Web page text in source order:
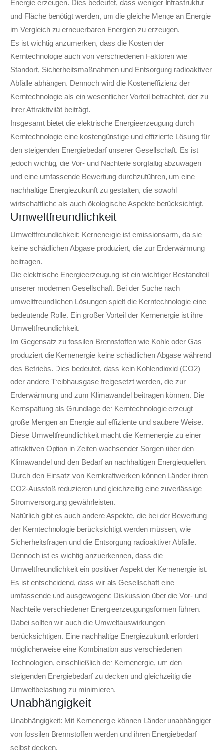
Energie erzeugen. Dies bedeutet, dass weniger Infrastruktur
und Fläche benötigt werden, um die gleiche Menge an Energie
im Vergleich zu erneuerbaren Energien zu erzeugen.
Es ist wichtig anzumerken, dass die Kosten der
Kerntechnologie auch von verschiedenen Faktoren wie
Standort, Sicherheitsmaßnahmen und Entsorgung radioaktiver
Abfälle abhängen. Dennoch wird die Kosteneffizienz der
Kerntechnologie als ein wesentlicher Vorteil betrachtet, der zu
ihrer Attraktivität beiträgt.
Insgesamt bietet die elektrische Energieerzeugung durch
Kerntechnologie eine kostengünstige und effiziente Lösung für
den steigenden Energiebedarf unserer Gesellschaft. Es ist
jedoch wichtig, die Vor- und Nachteile sorgfältig abzuwägen
und eine umfassende Bewertung durchzuführen, um eine
nachhaltige Energiezukunft zu gestalten, die sowohl
wirtschaftliche als auch ökologische Aspekte berücksichtigt.
Umweltfreundlichkeit
Umweltfreundlichkeit: Kernenergie ist emissionsarm, da sie
keine schädlichen Abgase produziert, die zur Erderwärmung
beitragen.
Die elektrische Energieerzeugung ist ein wichtiger Bestandteil
unserer modernen Gesellschaft. Bei der Suche nach
umweltfreundlichen Lösungen spielt die Kerntechnologie eine
bedeutende Rolle. Ein großer Vorteil der Kernenergie ist ihre
Umweltfreundlichkeit.
Im Gegensatz zu fossilen Brennstoffen wie Kohle oder Gas
produziert die Kernenergie keine schädlichen Abgase während
des Betriebs. Dies bedeutet, dass kein Kohlendioxid (CO2)
oder andere Treibhausgase freigesetzt werden, die zur
Erderwärmung und zum Klimawandel beitragen können. Die
Kernspaltung als Grundlage der Kerntechnologie erzeugt
große Mengen an Energie auf effiziente und saubere Weise.
Diese Umweltfreundlichkeit macht die Kernenergie zu einer
attraktiven Option in Zeiten wachsender Sorgen über den
Klimawandel und den Bedarf an nachhaltigen Energiequellen.
Durch den Einsatz von Kernkraftwerken können Länder ihren
CO2-Ausstoß reduzieren und gleichzeitig eine zuverlässige
Stromversorgung gewährleisten.
Natürlich gibt es auch andere Aspekte, die bei der Bewertung
der Kerntechnologie berücksichtigt werden müssen, wie
Sicherheitsfragen und die Entsorgung radioaktiver Abfälle.
Dennoch ist es wichtig anzuerkennen, dass die
Umweltfreundlichkeit ein positiver Aspekt der Kernenergie ist.
Es ist entscheidend, dass wir als Gesellschaft eine
umfassende und ausgewogene Diskussion über die Vor- und
Nachteile verschiedener Energieerzeugungsformen führen.
Dabei sollten wir auch die Umweltauswirkungen
berücksichtigen. Eine nachhaltige Energiezukunft erfordert
möglicherweise eine Kombination aus verschiedenen
Technologien, einschließlich der Kernenergie, um den
steigenden Energiebedarf zu decken und gleichzeitig die
Umweltbelastung zu minimieren.
Unabhängigkeit
Unabhängigkeit: Mit Kernenergie können Länder unabhängiger
von fossilen Brennstoffen werden und ihren Energiebedarf
selbst decken.